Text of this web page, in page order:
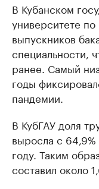
В Кубанском
университете
выпускников
специальности,
ранее. Самый
годы
пандемии.
В КубГАУ доля
выросла с
году. Таким
составил около